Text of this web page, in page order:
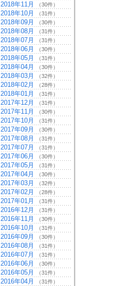
2018年11月 （30件）
2018年10月 （31件）
2018年09月 （30件）
2018年08月 （31件）
2018年07月 （31件）
2018年06月 （30件）
2018年05月 （31件）
2018年04月 （30件）
2018年03月 （32件）
2018年02月 （28件）
2018年01月 （31件）
2017年12月 （31件）
2017年11月 （30件）
2017年10月 （31件）
2017年09月 （30件）
2017年08月 （31件）
2017年07月 （31件）
2017年06月 （30件）
2017年05月 （31件）
2017年04月 （30件）
2017年03月 （32件）
2017年02月 （28件）
2017年01月 （31件）
2016年12月 （31件）
2016年11月 （30件）
2016年10月 （31件）
2016年09月 （30件）
2016年08月 （31件）
2016年07月 （31件）
2016年06月 （30件）
2016年05月 （31件）
2016年04月 （31件）